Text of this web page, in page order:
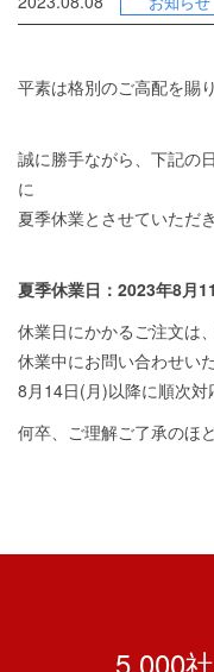
平素は格別のご高配を賜
誠に勝手ながら、下記の
に
夏季休業とさせていただ
夏季休業日：2023年8月
休業日にかかるご注文は
休業中にお問い合わせい
8月14日(月)以降に順次対
何卒、ご理解ご了承のほ
5,000